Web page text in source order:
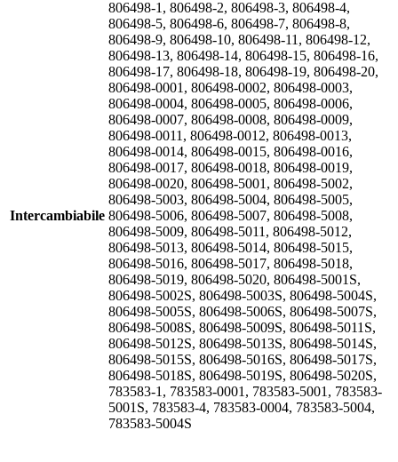
Intercambiabile
806498-1, 806498-2, 806498-3, 806498-4,
806498-5, 806498-6, 806498-7, 806498-8,
806498-9, 806498-10, 806498-11, 806498-12,
806498-13, 806498-14, 806498-15, 806498-16,
806498-17, 806498-18, 806498-19, 806498-20,
806498-0001, 806498-0002, 806498-0003,
806498-0004, 806498-0005, 806498-0006,
806498-0007, 806498-0008, 806498-0009,
806498-0011, 806498-0012, 806498-0013,
806498-0014, 806498-0015, 806498-0016,
806498-0017, 806498-0018, 806498-0019,
806498-0020, 806498-5001, 806498-5002,
806498-5003, 806498-5004, 806498-5005,
806498-5006, 806498-5007, 806498-5008,
806498-5009, 806498-5011, 806498-5012,
806498-5013, 806498-5014, 806498-5015,
806498-5016, 806498-5017, 806498-5018,
806498-5019, 806498-5020, 806498-5001S,
806498-5002S, 806498-5003S, 806498-5004S,
806498-5005S, 806498-5006S, 806498-5007S,
806498-5008S, 806498-5009S, 806498-5011S,
806498-5012S, 806498-5013S, 806498-5014S,
806498-5015S, 806498-5016S, 806498-5017S,
806498-5018S, 806498-5019S, 806498-5020S,
783583-1, 783583-0001, 783583-5001, 783583-
5001S, 783583-4, 783583-0004, 783583-5004,
783583-5004S